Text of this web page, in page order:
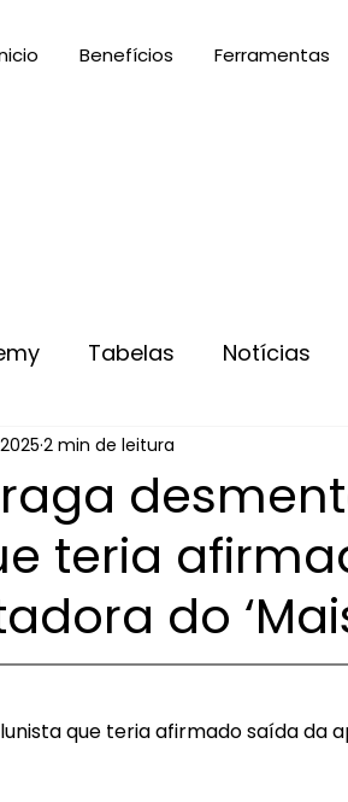
Benefícios Ferramentas
Tabelas Notícias
teria
do
2 min de leitura
que teria afirmado saída da